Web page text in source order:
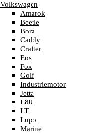
Volkswagen
Amarok
Beetle
Bora
Caddy
Crafter
Eos
Fox
Golf
Industriemotor
Jetta
L80
LT
Lupo
Marine